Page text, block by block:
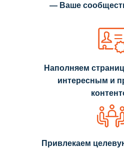
— Ваше
Наполняем
интересным и
Привлекаем